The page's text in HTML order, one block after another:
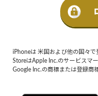
iPhoneは 米国および他の国々
StoreはApple Inc.のサービスマ
Google Inc.の商標または登録商